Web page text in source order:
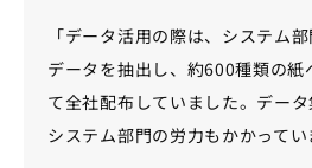
「データ活用の際は、システム
データを抽出し、約600種類の紙
て全社配布していました。データ
システム部門の労力もかかってい